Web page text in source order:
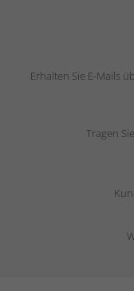
Erhalten Sie E-Mails
Tragen